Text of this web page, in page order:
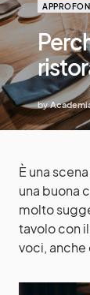
by
È una
una buona
molto
tavolo con
voci, anche